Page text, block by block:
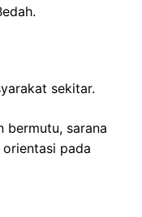
sekitar.
bermutu, sarana
pada